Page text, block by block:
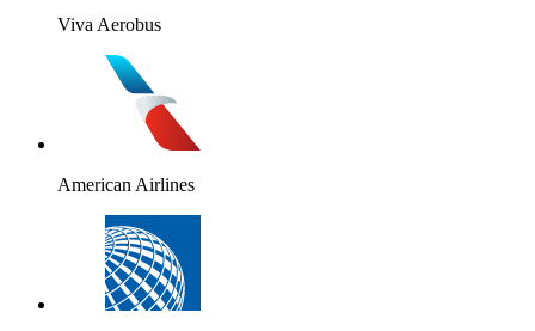
Viva Aerobus
American Airlines